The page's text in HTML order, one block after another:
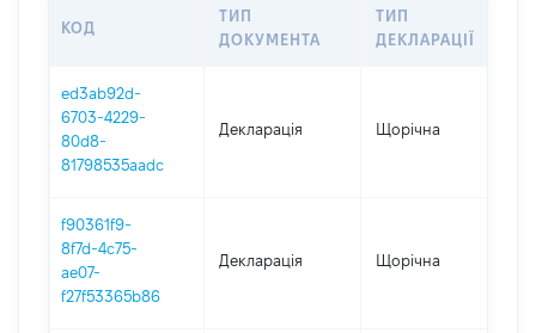
КОД
ТИП
ДОКУМЕНТА
ТИП
ДЕКЛАРАЦІЇ
ed3ab92d-
6703-4229-
80d8-
81798535aadc
Декларація Щорічна
f90361f9-
8f7d-4c75-
ae07-
f27f53365b86
Декларація Щорічна